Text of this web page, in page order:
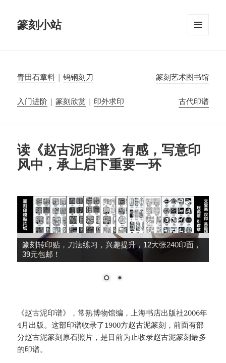
篆刻小站
青田石章料 |钨钢刻刀 篆刻艺术图书馆
入门进阶 |篆刻欣赏 | 印外求印 古代印谱
读《赵古泥印谱》有感，写意印
风中，承上启下重要一环
大师推荐，细柳系列手工冷作，鸟虫篆、朱文篆刻
刀，49元包邮！
《赵古泥印谱》，常熟博物馆编，上海书店出版社2006年
4月出版。这部印谱收录了1900方赵古泥篆刻，前面有部
分赵古泥篆刻原石照片，是目前为止收录赵古泥篆刻最多
的印谱。